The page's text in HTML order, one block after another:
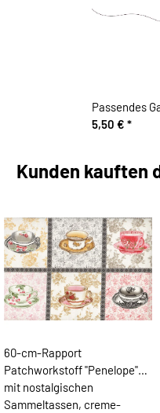
Passendes
5,50 € *
Kunden kauften
60-cm-Rapport
Patchworkstoff "Penelope"
mit nostalgischen
Sammeltassen, creme-